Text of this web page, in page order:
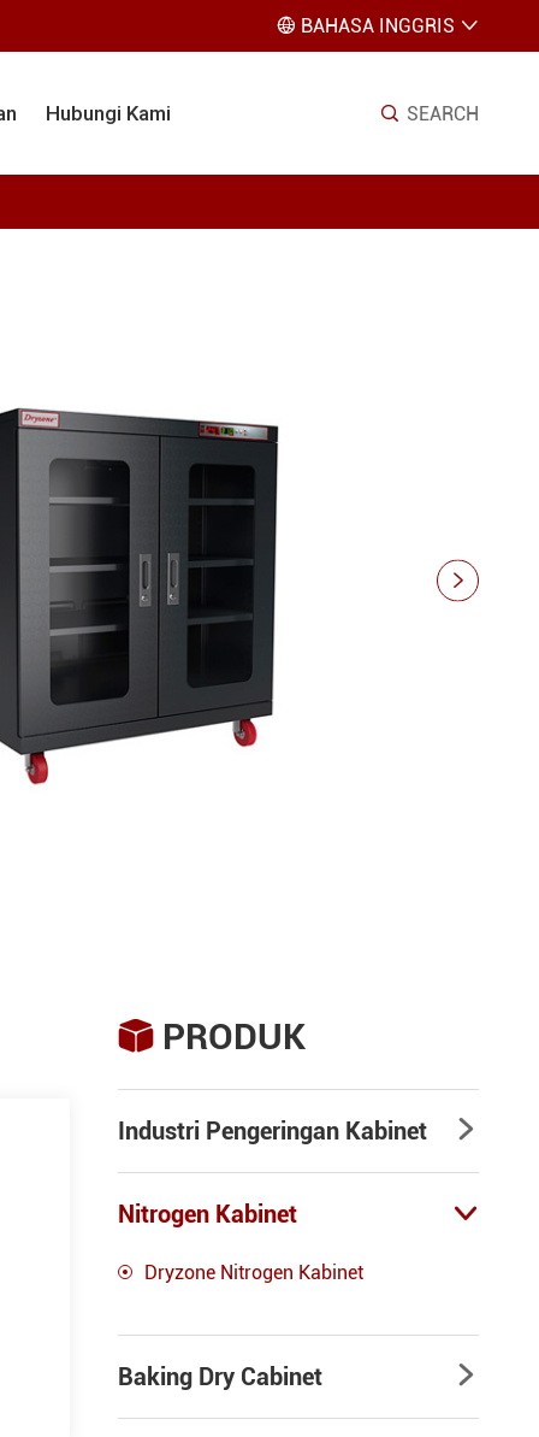
 BAHASA INGGRIS 
Hubungi Kami  SEARCH

 PRODUK
Industri Pengeringan Kabinet 
Nitrogen Kabinet 
Dryzone Nitrogen Kabinet
Baking Dry Cabinet 